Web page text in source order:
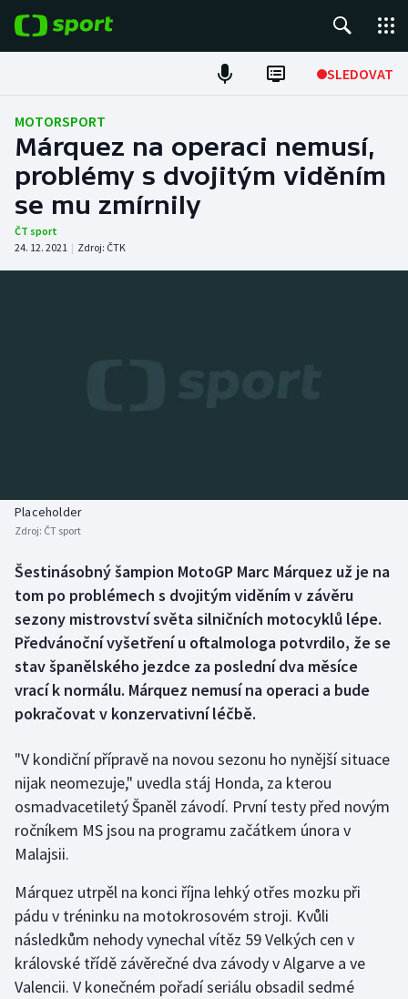
SLEDOVAT
Fotbal
Hokej
Tenis
Atletika
Biatlon
Box
Curling
Dostihy
Futsal
Golf
Gymnastika
Házená
Jezdectví
Judo
Aplikace ČT sport
MOTORSPORT
Márquez na operaci nemusí,
problémy s dvojitým viděním
se mu zmírnily
ČT sport
24. 12. 2021 | Zdroj: ČTK
Placeholder
Zdroj: ČT sport
Šestinásobný šampion MotoGP Marc Márquez už je na
tom po problémech s dvojitým viděním v závěru
sezony mistrovství světa silničních motocyklů lépe.
Předvánoční vyšetření u oftalmologa potvrdilo, že se
stav španělského jezdce za poslední dva měsíce
vrací k normálu. Márquez nemusí na operaci a bude
pokračovat v konzervativní léčbě.
"V kondiční přípravě na novou sezonu ho nynější situace
nijak neomezuje," uvedla stáj Honda, za kterou
osmadvacetiletý Španěl závodí. První testy před novým
ročníkem MS jsou na programu začátkem února v
Malajsii.
Márquez utrpěl na konci října lehký otřes mozku při
pádu v tréninku na motokrosovém stroji. Kvůli
následkům nehody vynechal vítěz 59 Velkých cen v
královské třídě závěrečné dva závody v Algarve a ve
Valencii. V konečném pořadí seriálu obsadil sedmé